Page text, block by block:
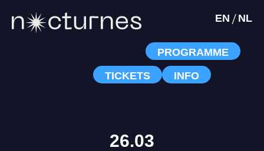
PROGRAMME
TICKETS
INFO
EN / NL
26.03